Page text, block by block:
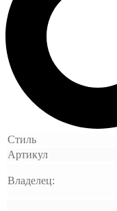
Стиль
Артикул
Владелец: